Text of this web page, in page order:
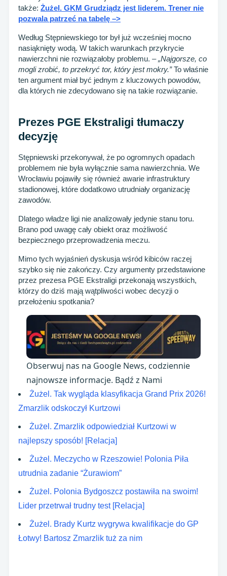
także: Żużel. GKM Grudziądz jest liderem. Trener nie
pozwala patrzeć na tabelę –>
Według Stępniewskiego tor był już wcześniej mocno
nasiąknięty wodą. W takich warunkach przykrycie
nawierzchni nie rozwiązałoby problemu. – „Najgorsze, co
mogli zrobić, to przekryć tor, który jest mokry.”To właśnie
ten argument miał być jednym z kluczowych powodów,
dla których nie zdecydowano się na takie rozwiązanie.
Prezes PGE Ekstraligi tłumaczy
decyzję
Stępniewski przekonywał, że po ogromnych opadach
problemem nie była wyłącznie sama nawierzchnia. We
Wrocławiu pojawiły się również awarie infrastruktury
stadionowej, które dodatkowo utrudniały organizację
zawodów.
Dlatego władze ligi nie analizowały jedynie stanu toru.
Brano pod uwagę cały obiekt oraz możliwość
bezpiecznego przeprowadzenia meczu.
Mimo tych wyjaśnień dyskusja wśród kibiców raczej
szybko się nie zakończy. Czy argumenty przedstawione
przez prezesa PGE Ekstraligi przekonają wszystkich,
którzy do dziś mają wątpliwości wobec decyzji o
przełożeniu spotkania?
Obserwuj nas na Google News, codziennie
najnowsze informacje. Bądź z Nami
Żużel. Tak wygląda klasyfikacja Grand Prix 2026!
Zmarzlik odskoczył Kurtzowi
Żużel. Zmarzlik odpowiedział Kurtzowi w
najlepszy sposób! [Relacja]
Żużel. Meczycho w Rzeszowie! Polonia Piła
utrudnia zadanie “Żurawiom”
Żużel. Polonia Bydgoszcz postawiła na swoim!
Lider przetrwał trudny test [Relacja]
Żużel. Brady Kurtz wygrywa kwalifikacje do GP
Łotwy! Bartosz Zmarzlik tuż za nim